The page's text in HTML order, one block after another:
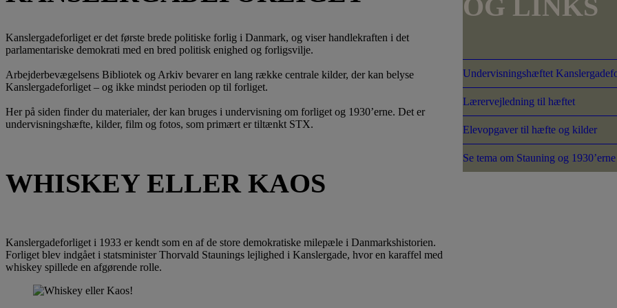
Kanslergadeforliget er det første brede politiske forlig i Danmark, og viser handlekraften i det
parlamentariske demokrati med en bred politisk enighed og forligsvilje.
Arbejderbevægelsens Bibliotek og Arkiv bevarer en lang række centrale kilder, der kan belyse
Kanslergadeforliget – og ikke mindst perioden op til forliget.
Her på siden finder du materialer, der kan bruges i undervisning om forliget og 1930’erne. Det er
undervisningshæfte, kilder, film og fotos, som primært er tiltænkt STX.
WHISKEY ELLER KAOS
Kanslergadeforliget i 1933 er kendt som en af de store demokratiske milepæle i Danmarkshistorien.
Forliget blev indgået i statsminister Thorvald Staunings lejlighed i Kanslergade, hvor en karaffel med
whiskey spillede en afgørende rolle.
OG LINKS
Undervisningshæftet
Lærervejledning til hæftet
Elevopgaver til hæfte og kilder
Se tema om Stauning og 1930’erne